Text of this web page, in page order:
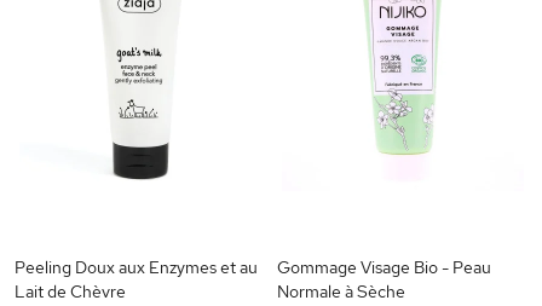
Peeling Doux aux Enzymes et au
Lait de Chèvre
Gommage Visage Bio - Peau
Normale à Sèche